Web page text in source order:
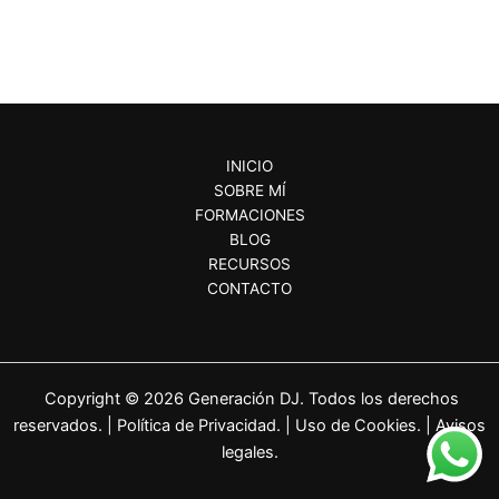
INICIO
SOBRE MÍ
FORMACIONES
BLOG
RECURSOS
CONTACTO
Copyright © 2026 Generación DJ. Todos los derechos
reservados. | Política de Privacidad. Uso de Cookies.
Avisos
legales.